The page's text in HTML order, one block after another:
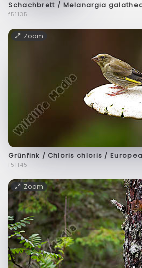
Schachbrett / Melanargia
f51135
Zoom
Grünfink / Chloris chloris /
f51145
Zoom